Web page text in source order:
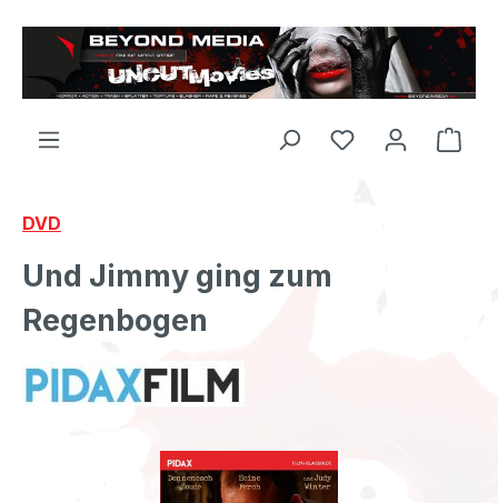
Zum Hauptinhalt springen
DVD
Und Jimmy ging zum
Regenbogen
Bildergalerie überspringen